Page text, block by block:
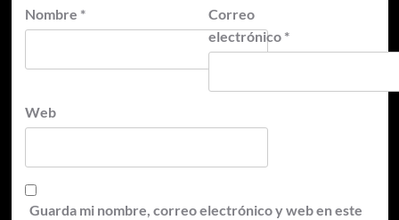
Nombre *
Correo
electrónico *
Web
Guarda mi nombre, correo electrónico y web en este